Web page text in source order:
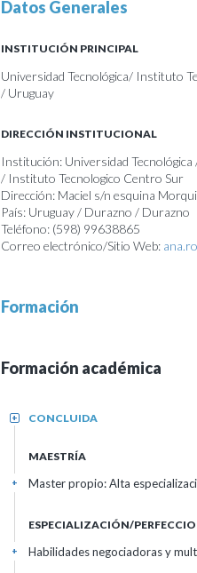
Datos Generales
INSTITUCIÓN PRINCIPAL
Universidad Tecnológica/ Instituto
/ Uruguay
DIRECCIÓN INSTITUCIONAL
Institución: Universidad
/ Instituto Tecnologico Centro Sur
Dirección: Maciel s/n esquina
País: Uruguay / Durazno / Durazno
Teléfono: (598) 99638865
Correo electrónico/Sitio Web:
Formación
Formación académica
CONCLUIDA
+
MAESTRÍA
Master propio: Alta
+
ESPECIALIZACIÓN/
Habilidades negociadoras y
+